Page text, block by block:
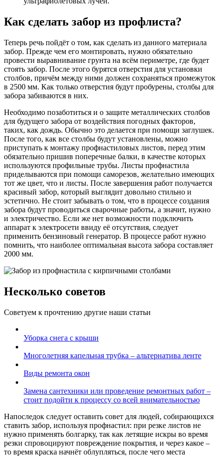
Как сделать забор из профлиста?
Теперь речь пойдёт о том, как сделать из данного материала
забор. Прежде чем его монтировать, нужно обязательно
провести выравнивание грунта на всём периметре, где будет
стоять забор. После этого бурятся отверстия для установки
столбов, причём между ними должен сохраняться промежуток
в 2500 мм. Как только отверстия будут пробурены, столбы для
забора забиваются в них.
Необходимо позаботиться и о защите металлических столбов
для будущего забора от воздействия погодных факторов,
таких, как дождь. Обычно это делается при помощи заглушек.
После того, как все столбы будут установлены, можно
приступать к монтажу профнастиловых листов, перед этим
обязательно пришив поперечные балки, в качестве которых
используются профильные трубы. Листы профнастила
приделываются при помощи саморезов, желательно имеющих
тот же цвет, что и листы. После завершения работ получается
красивый забор, который выглядит довольно стильно и
эстетично. Не стоит забывать о том, что в процессе создания
забора будут проводиться сварочные работы, а значит, нужно
и электричество. Если же нет возможности подключить
аппарат к электросети ввиду её отсутствия, следует
применить бензиновый генератор. В процессе работ нужно
помнить, что наиболее оптимальная высота забора составляет
2000 мм.
Несколько советов
Советуем к прочтению другие наши статьи
Уборка снега с крыши
Многолетняя капельная трубка – альтернатива ленте
Виды ремонта окон
Замена сантехники или проведение ремонтных работ –
стоит подойти к процессу со всей внимательностью
Напоследок следует оставить совет для людей, собирающихся
ставить забор, используя профнастил: при резке листов не
нужно применять болгарку, так как летящие искры во время
резки спровоцируют повреждение покрытия, и через какое –
то время краска начнёт облупляться, после чего места